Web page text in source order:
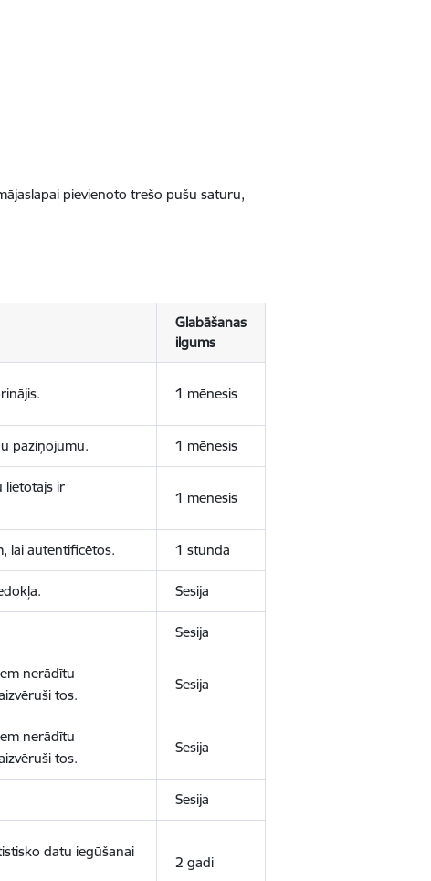
pievienoto trešo pušu saturu,
Glabāšanas
ilgums
1 mēnesis
paziņojumu. 1 mēnesis
lietotājs ir
1 mēnesis
lai autentificētos. 1 stunda
Sesija
Sesija
nerādītu
tos.
Sesija
nerādītu
tos.
Sesija
Sesija
datu iegūšanai
2 gadi